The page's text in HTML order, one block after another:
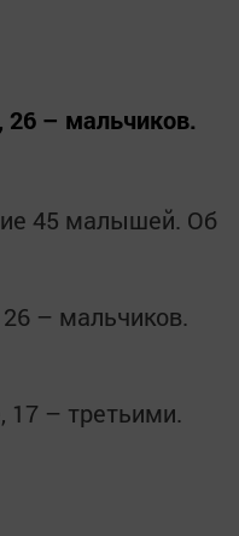
26 – мальчиков.
45 малышей. Об
– мальчиков.
17 – третьими.